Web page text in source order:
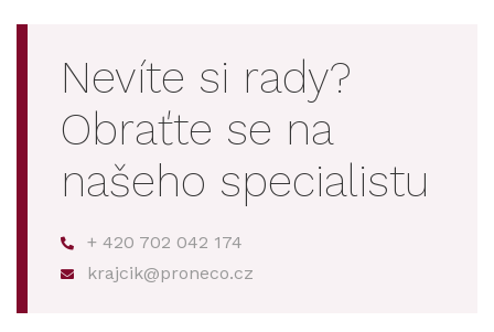
Nevíte si rady?
Obraťte se na
našeho specialistu
+ 420 702 042 174
krajcik@proneco.cz